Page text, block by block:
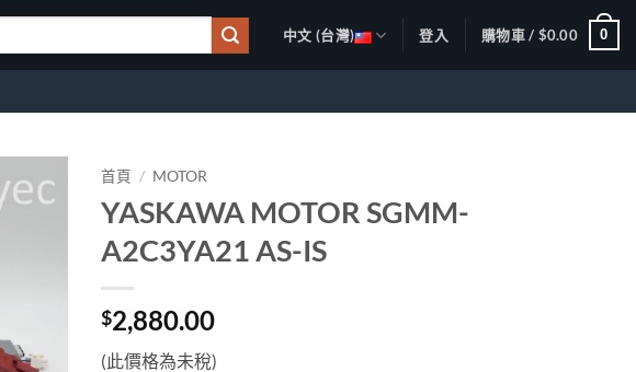
中文 (台灣) 登入 購物車 / $0.00 0
首頁 / MOTOR
YASKAWA MOTOR SGMM-
A2C3YA21 AS-IS
$2,880.00
(此價格為未稅)